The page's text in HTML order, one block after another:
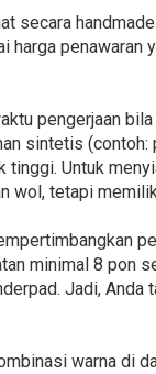
secara
harga penawaran
pengerjaan
sintetis
tinggi. Untuk
wol, tetapi
minimal 8 pon
Jadi, Anda
warna di